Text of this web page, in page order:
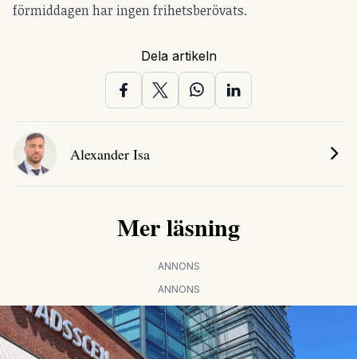
förmiddagen har ingen frihetsberövats.
Dela artikeln
Alexander Isa
Mer läsning
ANNONS
ANNONS